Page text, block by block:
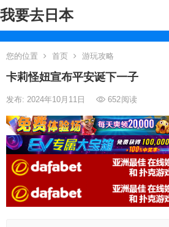
我要去日本
您的位置 首页 游玩攻略
卡莉怪妞宣布平安诞下一子
发布: 2024年10月11日 652阅读